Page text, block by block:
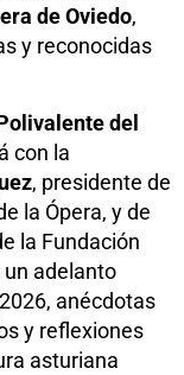
de Oviedo,
y reconocidas
del
con la
, presidente de
la Ópera, y de
la Fundación
un adelanto
anécdotas
y reflexiones
asturiana